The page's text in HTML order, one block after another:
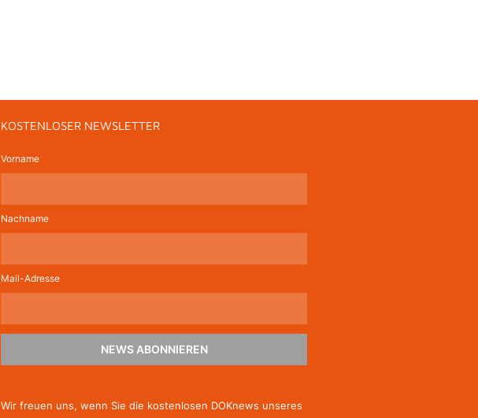
KOSTENLOSER NEWSLETTER
Vorname
Nachname
Mail-Adresse
NEWS ABONNIEREN
Wir freuen uns, wenn Sie die kostenlosen DOKnews unseres